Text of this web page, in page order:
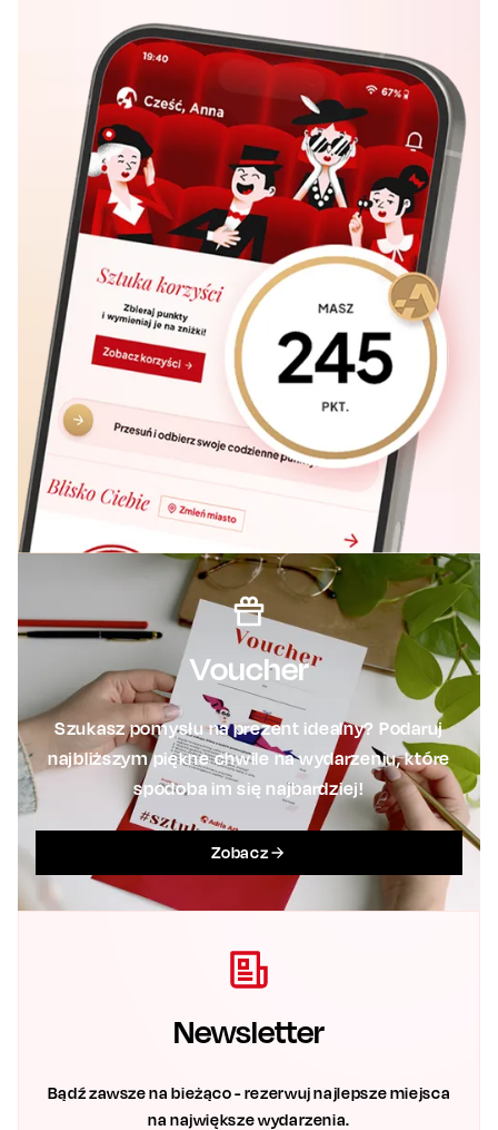
Voucher
Szukasz pomysłu na prezent idealny? Podaruj
najbliższym piękne chwile na wydarzeniu, które
spodoba im się najbardziej!
Zobacz
Newsletter
Bądź zawsze na bieżąco - rezerwuj najlepsze miejsca
na największe wydarzenia.